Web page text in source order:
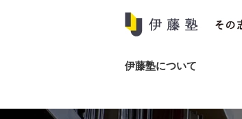
伊藤塾について